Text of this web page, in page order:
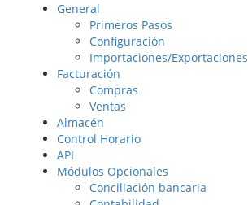
General
Primeros Pasos
Configuración
Importaciones/Exportaciones
Facturación
Compras
Ventas
Almacén
Control Horario
API
Módulos Opcionales
Conciliación bancaria